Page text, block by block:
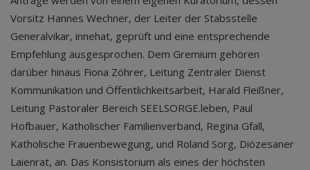
Vorsitz Hannes Wechner, der Leiter der Stabsstelle
Generalvikar, innehat, geprüft und eine entsprechende
Empfehlung ausgesprochen. Dem Gremium gehören
darüber hinaus Fiona Zöhrer, Leitung Zentraler Dienst
Kommunikation und Öffentlichkeitsarbeit, Harald Fleißner,
Leitung Pastoraler Bereich SEELSORGE.leben, Paul
Hofbauer, Katholischer Familienverband, Regina Gfall,
Katholische Frauenbewegung, und Roland Sorg, Diözesaner
Laienrat, an. Das Konsistorium als eines der höchsten